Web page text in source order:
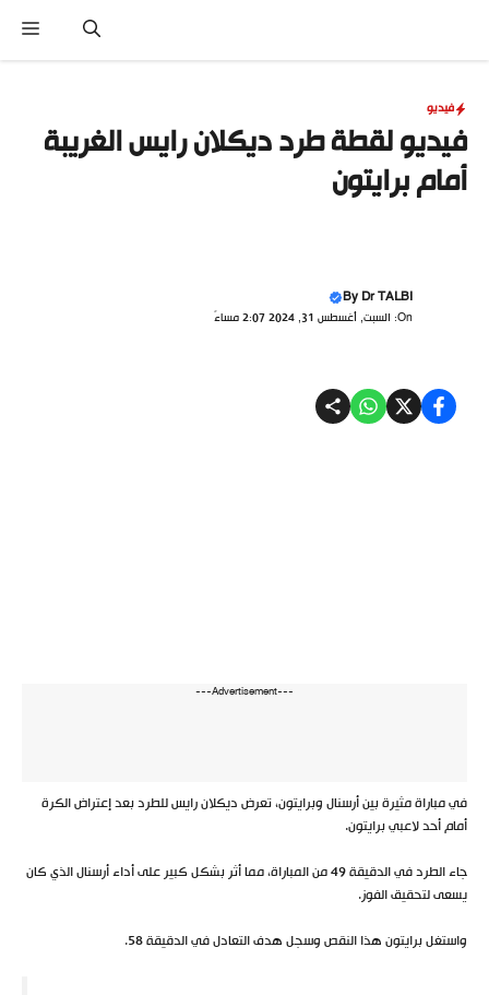
المحتوى
فيديو
فيديو لقطة طرد ديكلان رايس الغريبة
أمام برايتون
ByDr TALBI
On: السبت, أغسطس 31, 2024 2:07 مساءً
---Advertisement---
في مباراة مثيرة بين أرسنال وبرايتون، تعرض ديكلان رايس للطرد بعد إعتراض الكرة
أمام أحد لاعبي برايتون.
جاء الطرد في الدقيقة 49 من المباراة، مما أثر بشكل كبير على أداء أرسنال الذي كان
يسعى لتحقيق الفوز.
واستغل برايتون هذا النقص وسجل هدف التعادل في الدقيقة 58.